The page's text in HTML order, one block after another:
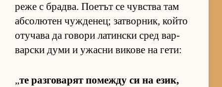
реже с брад­ва. По­е­тът се чув­с­тва там
аб­со­лю­тен чуж­де­нец; зат­вор­ник, който
оту­чава да го­вори ла­тин­ски сред вар­
вар­ски думи и ужасни ви­кове на ге­ти:
„те раз­го­ва­рят по­между си на език,